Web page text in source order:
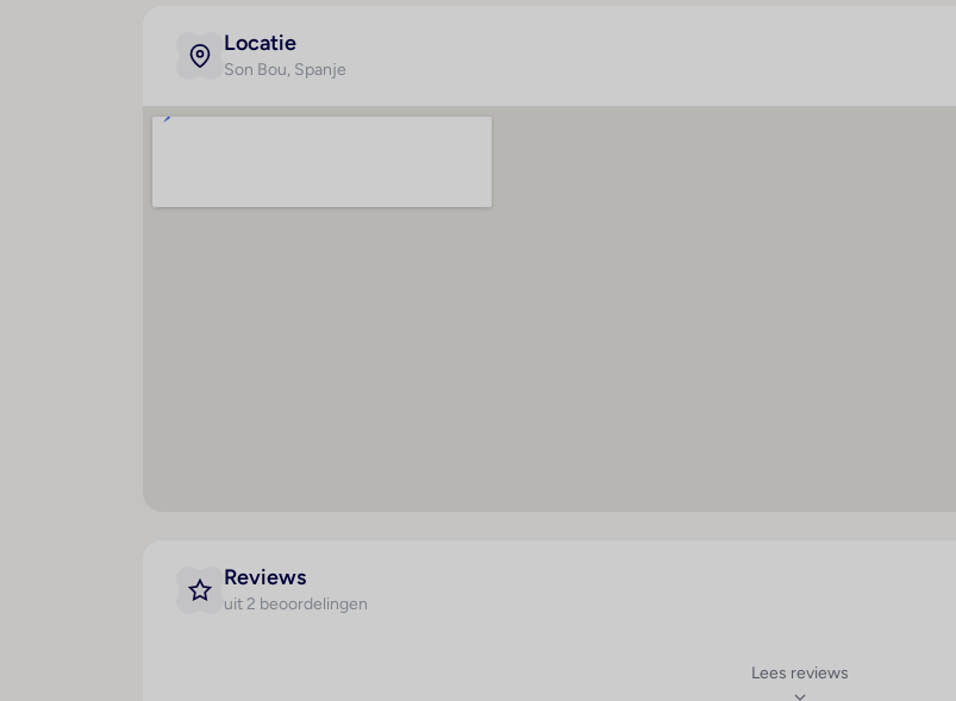
Kamer
Badkamer
Halfpension
Locatie
Son Bou, Spanje
Reviews
uit 2 beoordelingen
Lees reviews